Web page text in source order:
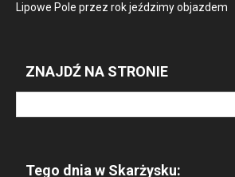
Lipowe Pole przez rok jeździmy objazdem
ZNAJDŹ NA STRONIE
Tego dnia w Skarżysku: